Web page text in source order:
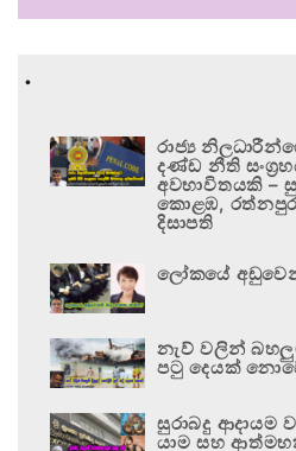
.
රාජ්‍ය
දණ්ඩ නීති
අවභාවිතයකි
කොළඹ,
දිසාපති
ලෝකයේ
නැව් වලින්
පටු දෙයක්
සුරාබදු ආදායම
යාම සහ